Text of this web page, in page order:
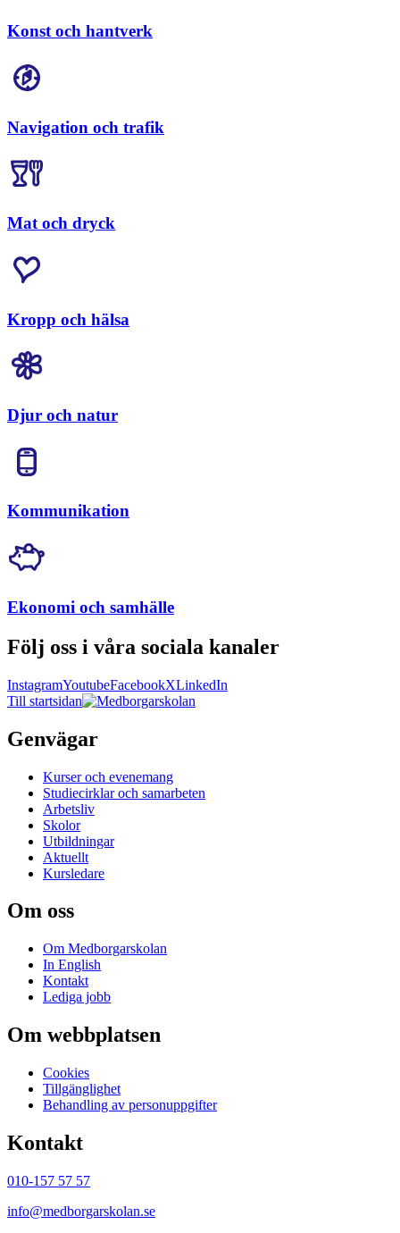
Konst och hantverk
Navigation och trafik
Mat och dryck
Kropp och hälsa
Djur och natur
Kommunikation
Ekonomi och samhälle
Följ oss i våra sociala kanaler
InstagramYoutubeFacebookXLinkedIn
Till startsidan
Genvägar
Kurser och evenemang
Studiecirklar och samarbeten
Arbetsliv
Skolor
Utbildningar
Aktuellt
Kursledare
Om oss
Om Medborgarskolan
In English
Kontakt
Lediga jobb
Om webbplatsen
Cookies
Tillgänglighet
Behandling av personuppgifter
Kontakt
010-157 57 57
info@medborgarskolan.se